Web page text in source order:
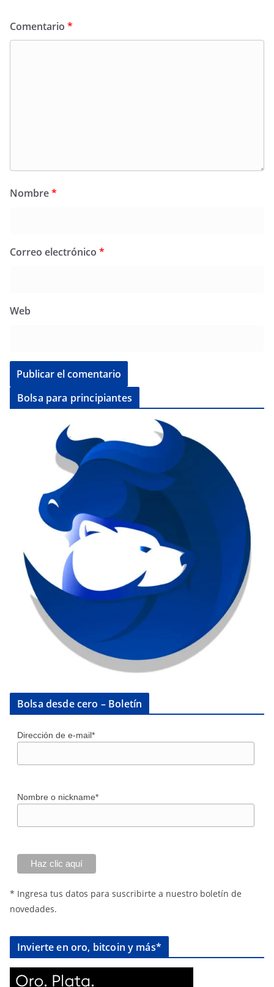
Comentario *
Nombre*
Correo electrónico *
Web
Bolsa para principiantes
Bolsa desde cero – Boletín
Dirección de e-mail*
Nombre o nickname*
* Ingresa tus datos para suscribirte a nuestro boletín de
novedades.
Invierte en oro, bitcoin y más*